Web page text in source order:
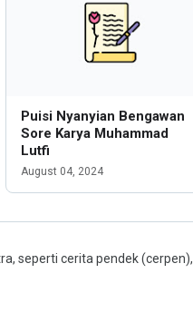
Puisi Nyanyian Bengawan
Sore Karya Muhammad
Lutfi
August 04, 2024
seperti cerita pendek (cerpen),